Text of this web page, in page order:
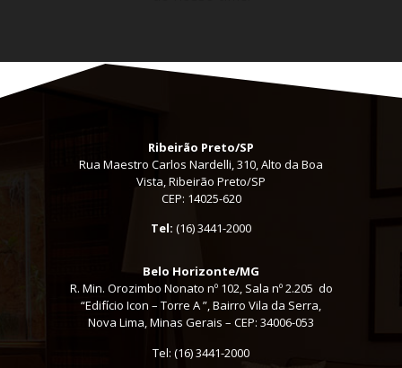
Ribeirão Preto/SP
Rua Maestro Carlos Nardelli, 310, Alto da Boa
Vista, Ribeirão Preto/SP
CEP: 14025-620
Tel: (16) 3441-2000
Belo Horizonte/MG
R. Min. Orozimbo Nonato nº 102, Sala nº 2.205 do
“Edifício Icon – Torre A ”, Bairro Vila da Serra,
Nova Lima, Minas Gerais – CEP: 34006-053
Tel: (16) 3441-2000